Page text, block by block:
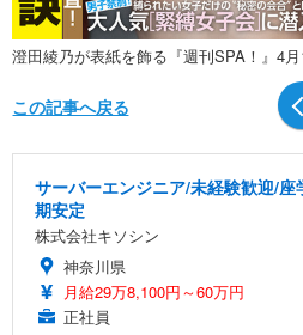
澄田綾乃が表紙を飾る『週刊SPA！』4月
この記事へ戻る
サーバーエンジニア/未経験歓迎/
期安定
株式会社キソシン
神奈川県
月給29万8,100円～60万円
正社員